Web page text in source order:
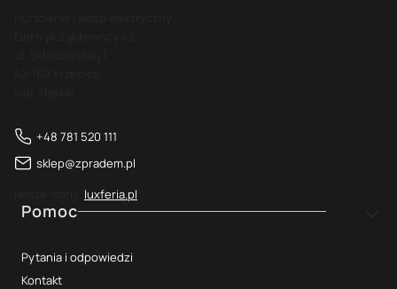
+48 781 520 111
sklep@zpradem.pl
luxferia.pl
Linki w stopce
Pomoc
Pytania i odpowiedzi
Kontakt